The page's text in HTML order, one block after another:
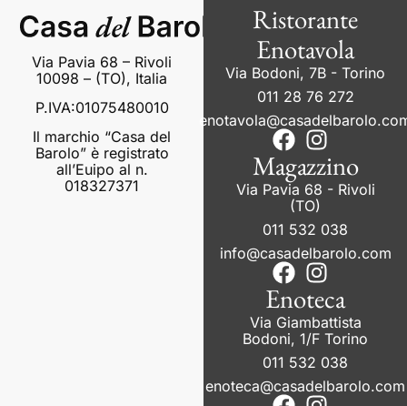
Via Pavia 68 – Rivoli
10098 – (TO), Italia
P.IVA:01075480010
Il marchio “Casa del
Barolo” è registrato
all’Euipo al n.
018327371
Ristorante
Enotavola
Via Bodoni, 7B - Torino
011 28 76 272
Magazzino
Via Pavia 68 - Rivoli
(TO)
011 532 038
info@casadelbarolo.com
Enoteca
Via Giambattista
Bodoni, 1/F Torino
011 532 038
enoteca@casadelbarolo.com